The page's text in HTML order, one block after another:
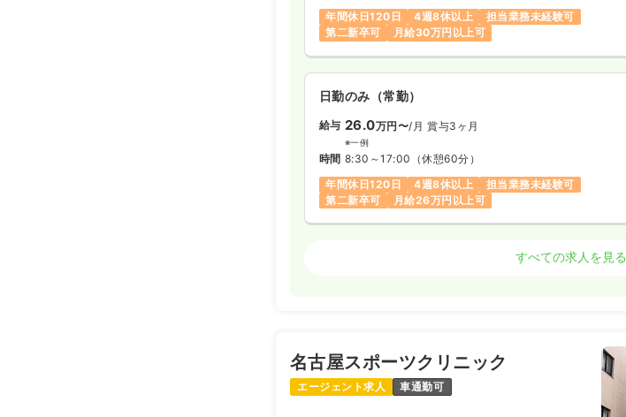
年間休日120日
4週8休以上
担当業務未経験可
第二新卒可
月給30万円以上可
日勤のみ（常勤）
給与 26.0万円〜/月 賞与3ヶ月
※一例
時間 8:30～17:00 （休憩60分）
年間休日120日
4週8休以上
担当業務未経験可
第二新卒可
月給26万円以上可
時間 8:45～17:00（休憩60分）
日祝休み
担当業務未経験可
すべての求人を見る
名古屋スポーツクリニック
エージェント求人 車通勤可